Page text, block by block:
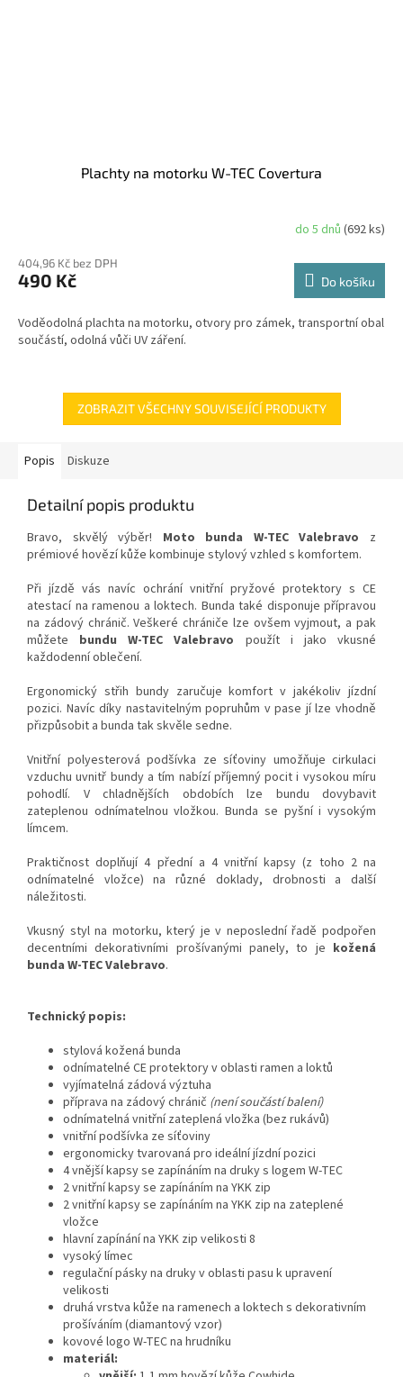
Plachty na motorku W-TEC Covertura
do 5 dnů (692 ks)
404,96 Kč bez DPH
490 Kč Do košíku
Voděodolná plachta na motorku, otvory pro zámek, transportní obal
součástí, odolná vůči UV záření.
ZOBRAZIT VŠECHNY SOUVISEJÍCÍ PRODUKTY
Popis Diskuze
Detailní popis produktu
Bravo, skvělý výběr! Moto bunda W-TEC Valebravo z
prémiové hovězí kůže kombinuje stylový vzhled s komfortem.
Při jízdě vás navíc ochrání vnitřní pryžové protektory s CE
atestací na ramenou a loktech. Bunda také disponuje přípravou
na zádový chránič. Veškeré chrániče lze ovšem vyjmout, a pak
můžete bundu W-TEC Valebravo použít i jako vkusné
každodenní oblečení.
Ergonomický střih bundy zaručuje komfort v jakékoliv jízdní
pozici. Navíc díky nastavitelným popruhům v pase jí lze vhodně
přizpůsobit a bunda tak skvěle sedne.
Vnitřní polyesterová podšívka ze síťoviny umožňuje cirkulaci
vzduchu uvnitř bundy a tím nabízí příjemný pocit i vysokou míru
pohodlí. V chladnějších obdobích lze bundu dovybavit
zateplenou odnímatelnou vložkou. Bunda se pyšní i vysokým
límcem.
Praktičnost doplňují 4 přední a 4 vnitřní kapsy (z toho 2 na
odnímatelné vložce) na různé doklady, drobnosti a další
náležitosti.
Vkusný styl na motorku, který je v neposlední řadě podpořen
decentními dekorativními prošívanými panely, to je kožená
bunda W-TEC Valebravo.
Technický popis:
stylová kožená bunda
odnímatelné CE protektory v oblasti ramen a loktů
vyjímatelná zádová výztuha
příprava na zádový chránič (není součástí balení)
odnímatelná vnitřní zateplená vložka (bez rukávů)
vnitřní podšívka ze síťoviny
ergonomicky tvarovaná pro ideální jízdní pozici
4 vnější kapsy se zapínáním na druky s logem W-TEC
2 vnitřní kapsy se zapínáním na YKK zip
2 vnitřní kapsy se zapínáním na YKK zip na zateplené
vložce
hlavní zapínání na YKK zip velikosti 8
vysoký límec
regulační pásky na druky v oblasti pasu k upravení
velikosti
druhá vrstva kůže na ramenech a loktech s dekorativním
prošíváním (diamantový vzor)
kovové logo W-TEC na hrudníku
materiál: